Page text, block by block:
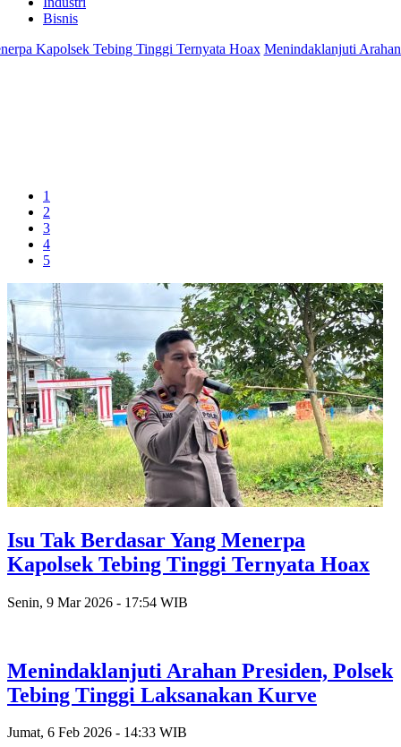
Bisnis
Kapolsek Tebing Tinggi Ternyata Hoax Menindaklanjuti Arahan
1
2
3
4
5
Isu Tak Berdasar Yang Menerpa
Kapolsek Tebing Tinggi Ternyata Hoax
Senin, 9 Mar 2026 - 17:54 WIB
Menindaklanjuti Arahan Presiden, Polsek
Tebing Tinggi Laksanakan Kurve
Jumat, 6 Feb 2026 - 14:33 WIB